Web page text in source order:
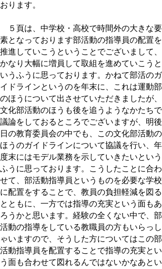
おります。
５頁は、中学校・高校で時間外の大きな要
素となっております部活動の指導員の配置を
推進していこうということでございまして、
かなり大幅に増員して取組を進めていこうと
いうふうに思っております。かねて部活のガ
イドラインというのを年末に、これは運動部
のほうについて出させていただきましたが、
文化部活動のほうも後を追うようなかたちで
議論をしておるところでございますが、明後
日の教育委員会の中でも、この文化部活動の
ほうのガイドラインについて協議を行い、年
度末にはモデル業務を示していきたいという
ふうに思っております。こうしたことに合わ
せて、部活動指導員というものを必要な学校
に配置をすることで、教員の負担軽減を図る
とともに、一方では指導の充実という面もあ
ろうかと思います。経験の全くない中で、部
活動の指導をしている教職員の方もいらっし
ゃいますので、そうした方についてはこの部
活動指導員を配置することで指導の充実とい
う面も合わせて図れるんではないかなあとい